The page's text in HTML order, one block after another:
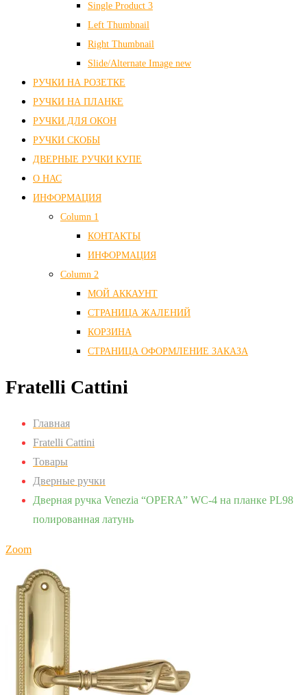
Single Product 3
Left Thumbnail
Right Thumbnail
Slide/Alternate Image new
РУЧКИ НА РОЗЕТКЕ
РУЧКИ НА ПЛАНКЕ
РУЧКИ ДЛЯ ОКОН
РУЧКИ СКОБЫ
ДВЕРНЫЕ РУЧКИ КУПЕ
О НАС
ИНФОРМАЦИЯ
Column 1
КОНТАКТЫ
ИНФОРМАЦИЯ
Column 2
МОЙ АККАУНТ
СТРАНИЦА ЖАЛЕНИЙ
КОРЗИНА
СТРАНИЦА ОФОРМЛЕНИЕ ЗАКАЗА
Fratelli Cattini
Главная
Fratelli Cattini
Товары
Дверные ручки
Дверная ручка Venezia “OPERA” WC-4 на планке PL98
полированная латунь
Zoom